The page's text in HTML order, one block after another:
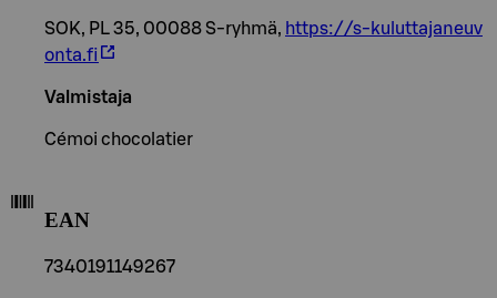
SOK, PL 35, 00088 S-ryhmä, https://s-kuluttajaneuv
onta.fi
Valmistaja
Cémoi chocolatier
EAN
7340191149267